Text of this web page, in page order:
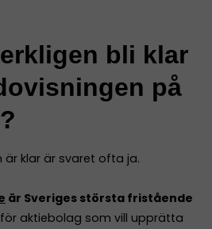
bli klar
på
klar är svaret ofta ja.
är Sveriges största fristående
för aktiebolag som vill upprätta